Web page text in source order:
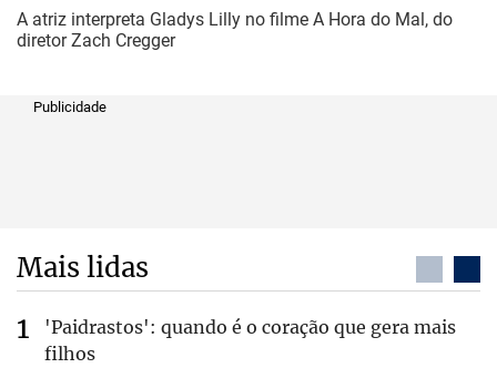
A atriz interpreta Gladys Lilly no filme A Hora do Mal, do
diretor Zach Cregger
Publicidade
Mais lidas
'Paidrastos': quando é o coração que gera mais
filhos